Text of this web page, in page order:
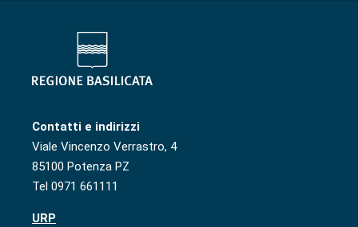
Contatti e indirizzi
Viale Vincenzo Verrastro, 4
85100 Potenza PZ
Tel 0971 661111
URP